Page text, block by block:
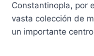
Constantinopla, por
vasta colección de
un importante